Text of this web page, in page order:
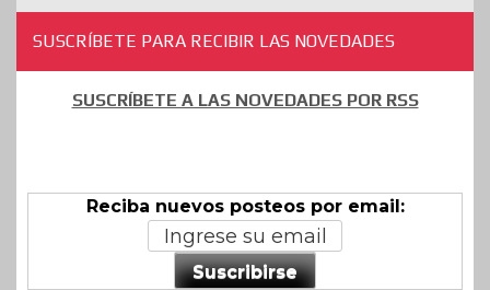
SUSCRÍBETE PARA RECIBIR LAS NOVEDADES
SUSCRÍBETE A LAS NOVEDADES POR RSS
Reciba nuevos posteos por email:
Suscribirse